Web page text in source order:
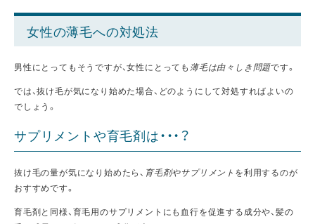
女性の薄毛への対処法
男性にとってもそうですが、女性にとっても 薄毛は由々しき問題です。
では、抜け毛が気になり始めた場合、どのようにして対処すればよいの
でしょう。
サプリメントや育毛剤は・・・？
抜け毛の量が気になり始めたら、 育毛剤やサプリメント を利用するのが
おすすめです。
育毛剤と同様、育毛用のサプリメントにも血行を促進する成分や、髪の